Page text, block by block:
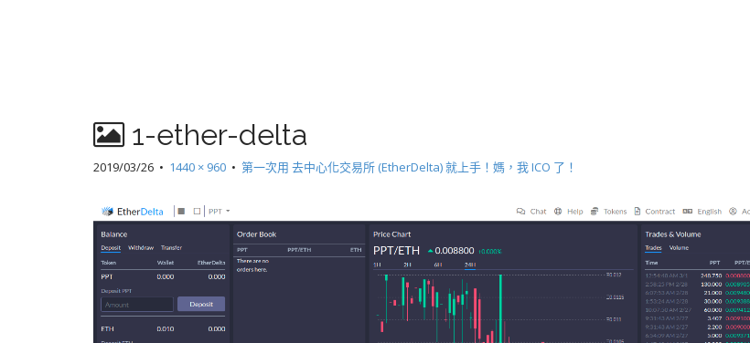
1-ether-delta
2019/03/26 • 1440 × 960 • 第一次用 去中心化交易所 (EtherDelta) 就上手！媽，我 ICO 了！